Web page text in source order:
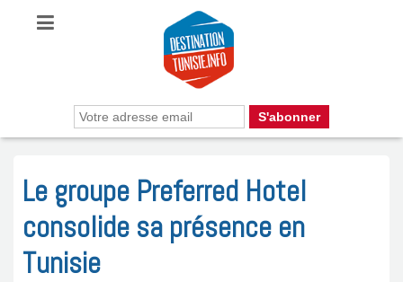
Le groupe Preferred Hotel
consolide sa présence en
Tunisie